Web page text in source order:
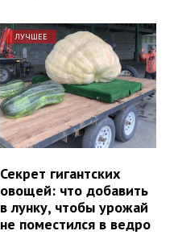
ЛУЧШЕЕ
Секрет гигантских
овощей: что добавить
в лунку, чтобы урожай
не поместился в ведро